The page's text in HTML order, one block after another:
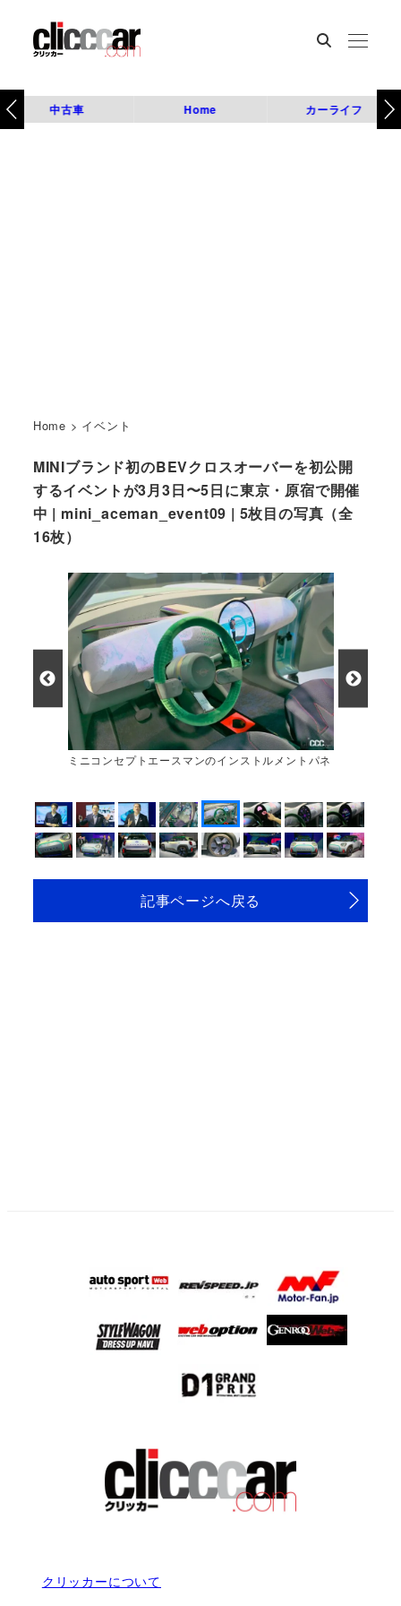
中古車 Home カーライフ
Home > イベント
MINIブランド初のBEVクロスオーバーを初公開
するイベントが3月3日〜5日に東京・原宿で開催
中 | mini_aceman_event09 | 5枚目の写真（全
16枚）
ミニコンセプトエースマンのインストルメントパネ
記事ページへ戻る
クリッカーについて